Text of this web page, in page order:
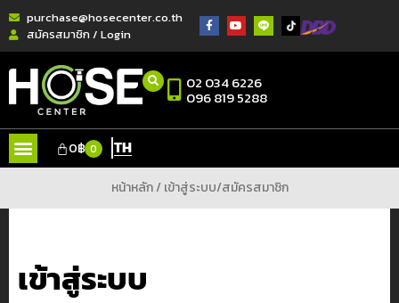
purchase@hosecenter.co.th
สมัครสมาชิก / Login
02 034 6226
096 819 5288
0฿ 0 TH
หน้าหลัก/ เข้าสู่ระบบ/สมัครสมาชิก
เข้าสู่ระบบ